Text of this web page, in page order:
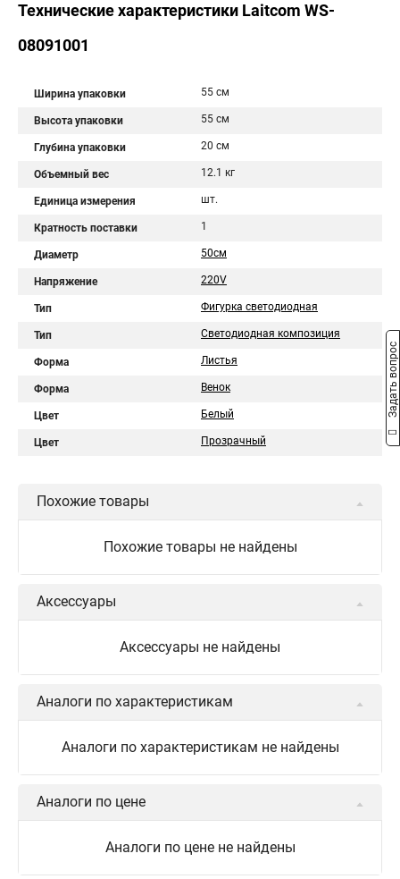
Технические характеристики Laitcom WS-
08091001
Ширина упаковки 55 см
Высота упаковки 55 см
Глубина упаковки 20 см
Объемный вес 12.1 кг
Единица измерения шт.
Кратность поставки 1
Диаметр 50см
Напряжение 220V
Тип Фигурка светодиодная
Тип Светодиодная композиция
Форма Листья
Форма Венок
Цвет Белый
Цвет Прозрачный
Похожие товары
Похожие товары не найдены
Аксессуары
Аксессуары не найдены
Аналоги по характеристикам
Аналоги по характеристикам не найдены
Аналоги по цене
Аналоги по цене не найдены
Задать вопрос